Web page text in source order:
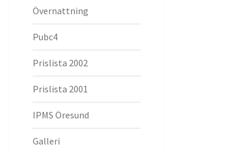
Övernattning
Pubc4
Prislista 2002
Prislista 2001
IPMS Öresund
Galleri